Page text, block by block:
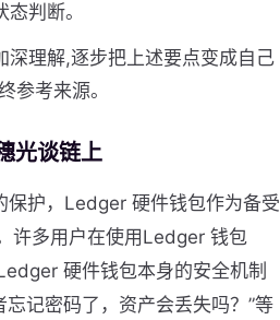
判断。
深理解,逐步把上述要点变成自己
参考来源。
光谈链上
护，Ledger 硬件钱包作为备受
许多用户在使用Ledger 钱包
硬件钱包本身的安全机制
记密码了，资产会丢失吗？”等